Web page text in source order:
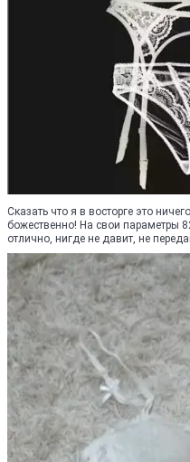
Сказать что я в восторге это
божественно! На свои параметры
отлично, нигде не давит, не